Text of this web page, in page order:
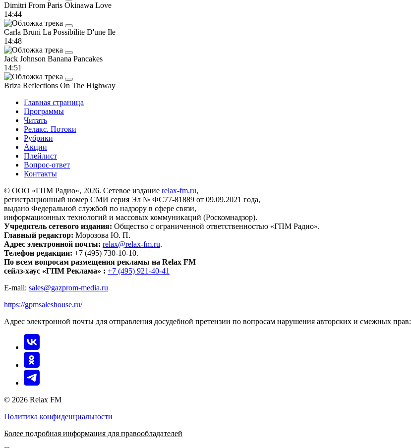
Dimitri From Paris Okinawa Love
14:44
Carla Bruni La Possibilite D'une Ile
14:48
Jack Johnson Banana Pancakes
14:51
Briza Reflections On The Highway
Главная страница
Программы
Читать
Релакс. Потоки
Рубрики
Акции
Плейлист
Вопрос-ответ
Контакты
© ООО «ГПМ Радио», 2026. Сетевое издание relax-fm.ru,
регистрационный номер СМИ серия Эл № ФС77-81889 от 09.09.2021 года,
выдано Федеральной службой по надзору в сфере связи,
информационных технологий и массовых коммуникаций (Роскомнадзор).
Учредитель сетевого издания: Общество с ограниченной ответственностью «ГПМ Радио».
Главный редактор: Морозова Ю. П.
Адрес электронной почты: relax@relax-fm.ru.
Телефон редакции: +7 (495) 730-10-10.
По всем вопросам размещения рекламы на Relax FM
сейлз-хаус «ГПМ Реклама» : +7 (495) 921-40-41
E-mail: sales@gazprom-media.ru
https://gpmsaleshouse.ru/
Адрес электронной почты для отправления досудебной претензии по вопросам нарушения авторских и смежных прав:
© 2026 Relax FM
Политика конфиденциальности
Более подробная информация для правообладателей